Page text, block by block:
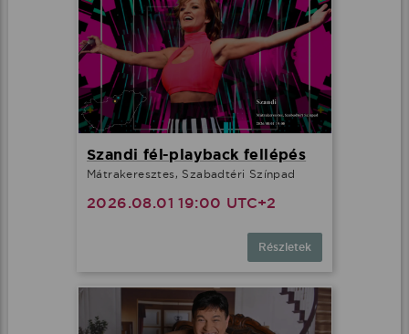
Szandi fél-playback fellépés
Mátrakeresztes, Szabadtéri Színpad
2026.08.01 19:00 UTC+2
Részletek